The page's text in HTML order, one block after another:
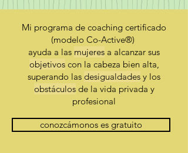
Mi programa de coaching certificado
(modelo Co-Active®)
ayuda a las mujeres a alcanzar sus
objetivoscon la cabeza bien alta,
superando las desigualdades y los
obstáculosde la vida privada y
profesional
conozcámonos es gratuito